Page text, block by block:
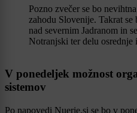
Pozno zvečer se bo
zahodu Slovenije. Takrat
nad severnim Jadranom in
Notranjski ter delu
V ponedeljek možnost
sistemov
Po napovedi Nuerje.si se bo v